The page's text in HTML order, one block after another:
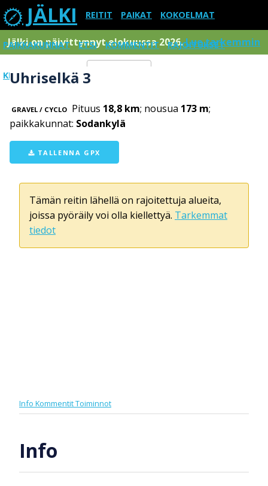
JÄLKI REITIT PAIKAT KOKOELMAT
PAIKKAKUNNAT ETSI KOMMENTIT RAJOITUKSET
KIRJAUDU SISÄÄN
Jälki on päivittynnyt elokuussa 2026.Lue tarkemmin
Uhriselkä 3
GRAVEL / CYCLO Pituus 18,8 km; nousua 173 m;
paikkakunnat: Sodankylä
TALLENNA GPX
Tämän reitin lähellä on rajoitettuja alueita,
joissa pyöräily voi olla kiellettyä. Tarkemmat
tiedot
Info KommentitToiminnot
Info